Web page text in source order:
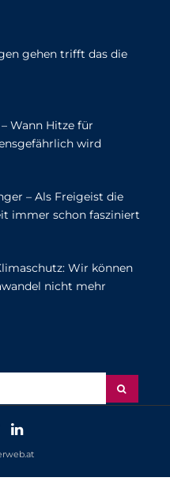
gehen trifft das die
Wann Hitze für
wird
– Als Freigeist die
immer schon fasziniert
Wir können
nicht mehr